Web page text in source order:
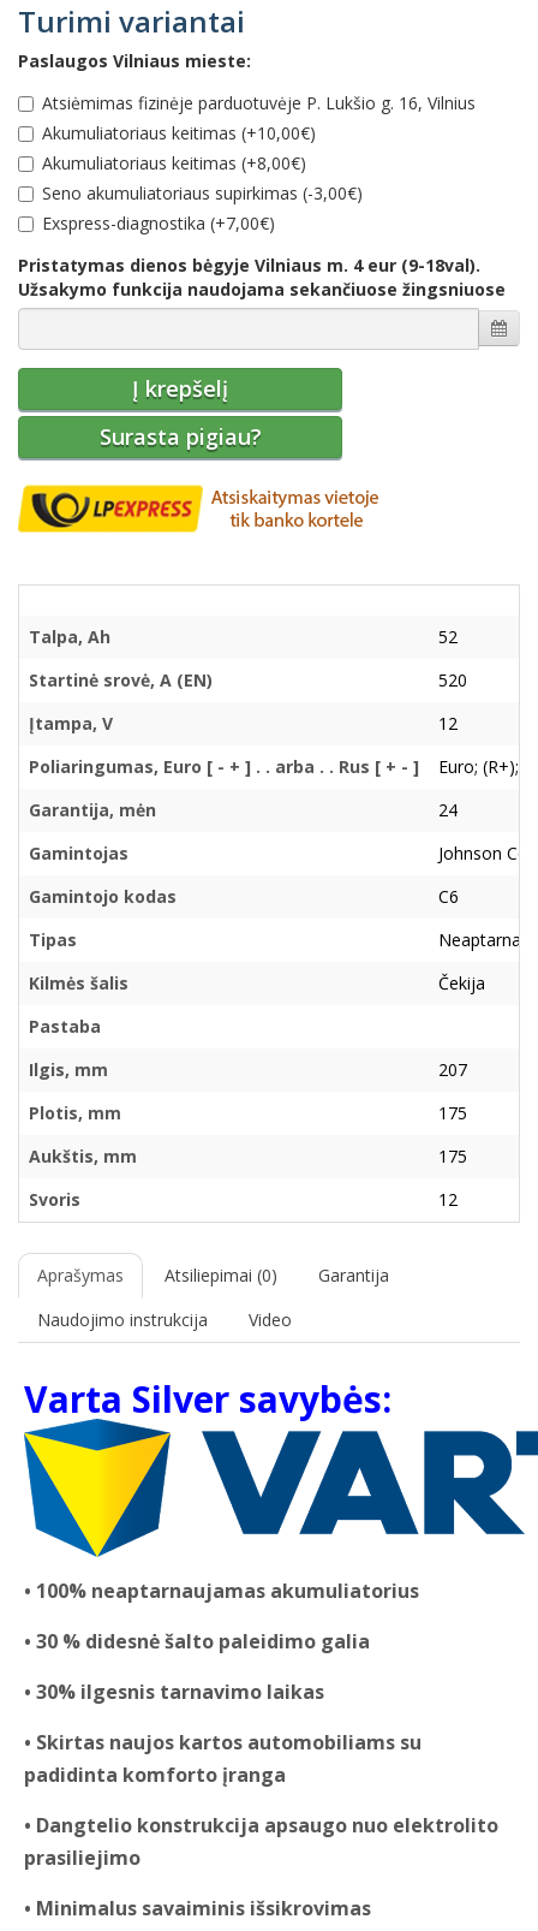
Turimi variantai
Paslaugos Vilniaus mieste:
Atsiėmimas fizinėje parduotuvėje P. Lukšio g. 16, Vilnius
Akumuliatoriaus keitimas (+10,00€)
Akumuliatoriaus keitimas (+8,00€)
Seno akumuliatoriaus supirkimas (-3,00€)
Еxspress-diagnostika (+7,00€)
Pristatymas dienos bėgyje Vilniaus m. 4 eur (9-18val).
Užsakymo funkcija naudojama sekančiuose žingsniuose
Į krepšelį
Surasta pigiau?
Talpa, Ah
52
Startinė srovė, A (EN)
520
Įtampa, V
12
Poliaringumas, Euro [ - + ] . . arba . . Rus [ + - ]
Euro; (R+); (
Garantija, mėn
24
Gamintojas
Johnson
Gamintojo kodas
C6
Tipas
Kilmės šalis
Čekija
Pastaba
Ilgis, mm
207
Plotis, mm
175
Aukštis, mm
175
Svoris
12
Aprašymas Atsiliepimai (0)
Garantija
Naudojimo instrukcija
Video
Varta Silver savybės:
• 100% neaptarnaujamas akumuliatorius
• 30 % didesnė šalto paleidimo galia
• 30% ilgesnis tarnavimo laikas
• Skirtas naujos kartos automobiliams su
padidinta komforto įranga
• Dangtelio konstrukcija apsaugo nuo elektrolito
prasiliejimo
• Minimalus savaiminis išsikrovimas